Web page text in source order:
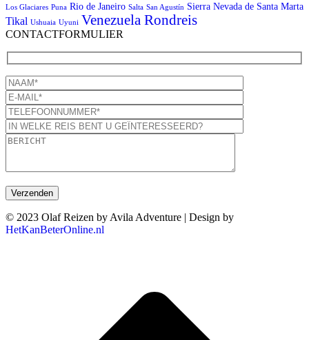
Los Glaciares Puna Rio de Janeiro Salta San Agustín Sierra Nevada de Santa Marta
Tikal Ushuaia Uyuni Venezuela Rondreis
CONTACTFORMULIER
© 2023 Olaf Reizen by Avila Adventure | Design by
HetKanBeterOnline.nl